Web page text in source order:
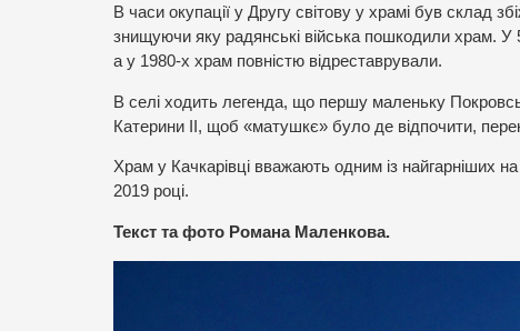
В часи окупації у Другу світову у храмі був склад
знищуючи яку радянські війська пошкодили храм. У
а у 1980-х храм повністю відреставрували.
В селі ходить легенда, що першу маленьку
Катерини ІІ, щоб «матушкє» було де відпочити,
Храм у Качкарівці вважають одним із найгарніших
2019 році.
Текст та фото Романа Маленкова.